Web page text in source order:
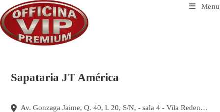
para
o
conteúdo
Menu
Sapataria JT América
Av. Gonzaga Jaime, Q. 40, l. 20, S/N, - sala 4 - Vila Redencao, Goiânia - GO, 74845-360, Brasil